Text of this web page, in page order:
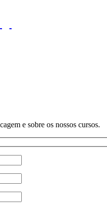
e sobre os nossos cursos.